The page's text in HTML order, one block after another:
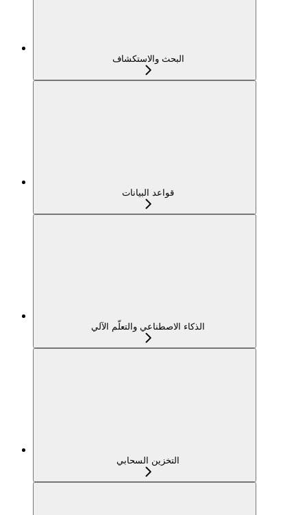
البحث والاستكشاف
قواعد البيانات
الذكاء الاصطناعي والتعلّم الآلي
التخزين السحابي